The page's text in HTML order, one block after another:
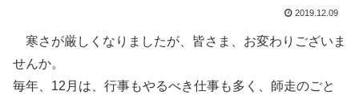
2019.12.09
寒さが厳しくなりましたが、皆さま、お変わりございま
せんか。
毎年、12月は、行事もやるべき仕事も多く、師走のごと